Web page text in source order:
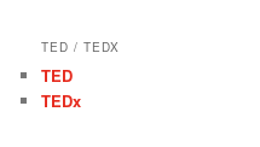
TED / TEDX
TED
TEDx